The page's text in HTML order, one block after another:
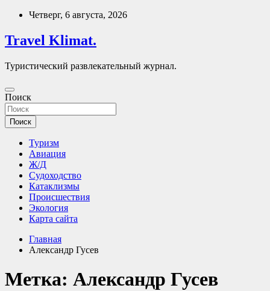
Перейти
содержимому
Четверг, 6 августа, 2026
Travel Klimat.
Туристический развлекательный журнал.
Поиск
Поиск
Туризм
Авиация
Ж/Д
Судоходство
Катаклизмы
Происшествия
Экология
Карта сайта
Главная
Александр Гусев
Метка: Александр Гусев